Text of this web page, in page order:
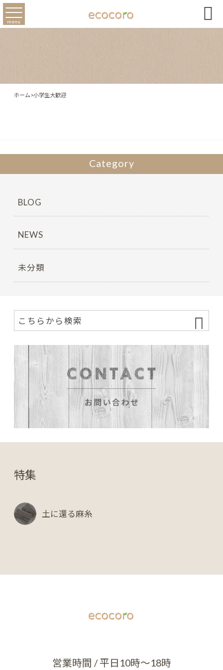
menu 
ホーム>小学生大歓迎
Category
BLOG
NEWS
未分類
特集
土に還る麻糸
営業時間 / 平日10時～18時